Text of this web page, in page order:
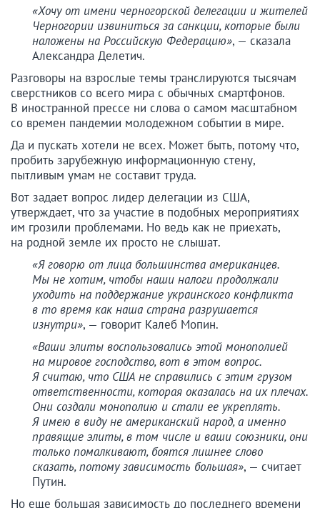
«Хочу от имени черногорской делегации и жителей
Черногории извиниться за санкции, которые были
наложены на Российскую Федерацию», — сказала
Александра Делетич.
Разговоры на взрослые темы транслируются тысячам
сверстников со всего мира с обычных смартфонов.
В иностранной прессе ни слова о самом масштабном
со времен пандемии молодежном событии в мире.
Да и пускать хотели не всех. Может быть, потому что,
пробить зарубежную информационную стену,
пытливым умам не составит труда.
Вот задает вопрос лидер делегации из США,
утверждает, что за участие в подобных мероприятиях
им грозили проблемами. Но ведь как не приехать,
на родной земле их просто не слышат.
«Я говорю от лица большинства американцев.
Мы не хотим, чтобы наши налоги продолжали
уходить на поддержание украинского конфликта
в то время как наша страна разрушается
изнутри», — говорит Калеб Мопин.
«Ваши элиты воспользовались этой монополией
на мировое господство, вот в этом вопрос.
Я считаю, что США не справились с этим грузом
ответственности, которая оказалась на их плечах.
Они создали монополию и стали ее укреплять.
Я имею в виду не американский народ, а именно
правящие элиты, в том числе и ваши союзники, они
только помалкивают, боятся лишнее слово
сказать, потому зависимость большая», — считает
Путин.
Но еще большая зависимость до последнего времени